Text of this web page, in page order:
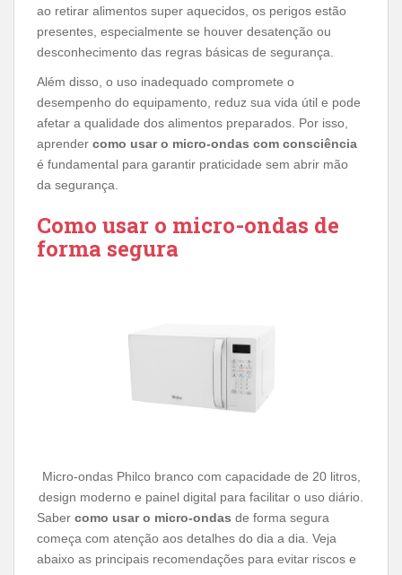
ao retirar alimentos super aquecidos, os perigos estão
presentes, especialmente se houver desatenção ou
desconhecimento das regras básicas de segurança.
Além disso, o uso inadequado compromete o
desempenho do equipamento, reduz sua vida útil e pode
afetar a qualidade dos alimentos preparados. Por isso,
aprender como usar o micro-ondas com consciência
é fundamental para garantir praticidade sem abrir mão
da segurança.
Como usar o micro-ondas de
forma segura
Micro-ondas Philco branco com capacidade de 20 litros,
design moderno e painel digital para facilitar o uso diário.
Saber como usar o micro-ondas de forma segura
começa com atenção aos detalhes do dia a dia. Veja
abaixo as principais recomendações para evitar riscos e